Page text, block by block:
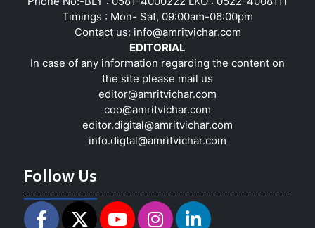
Timings : Mon- Sat, 09:00am-06:00pm
Contact us: info@amritvichar.com
EDITORIAL
In case of any information regarding the content on
the site please mail us
editor@amritvichar.com
coo@amritvichar.com
editor.digital@amritvichar.com
info.digtal@amritvichar.com
Follow Us